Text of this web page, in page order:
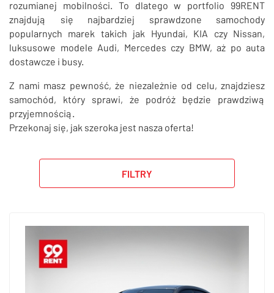
rozumianej mobilności. To dlatego w portfolio 99RENT
znajdują się najbardziej sprawdzone samochody
popularnych marek takich jak Hyundai, KIA czy Nissan,
luksusowe modele Audi, Mercedes czy BMW, aż po auta
dostawcze i busy.
Z nami masz pewność, że niezależnie od celu, znajdziesz
samochód, który sprawi, że podróż będzie prawdziwą
przyjemnością.
Przekonaj się, jak szeroka jest nasza oferta!
FILTRY